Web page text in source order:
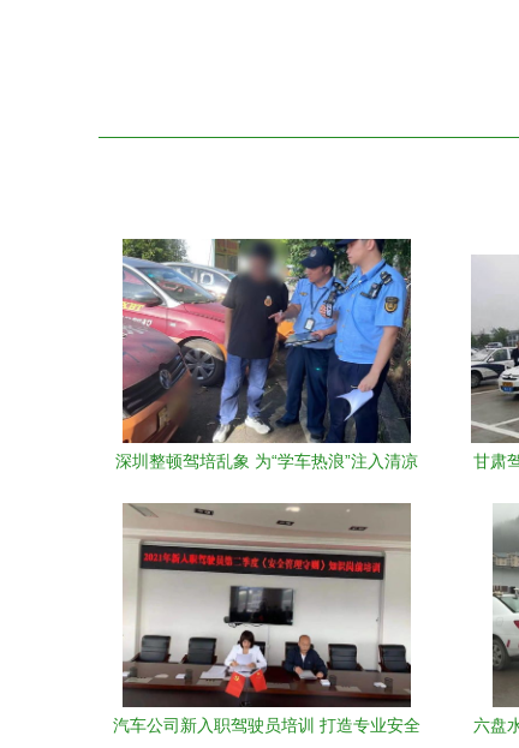
深圳整顿驾培乱象 为“学车热浪”注入清凉
甘肃
汽车公司新入职驾驶员培训 打造专业安全 六盘